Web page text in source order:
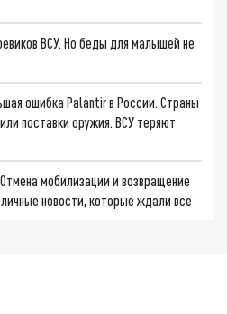
ВСУ. Но беды для малышей не
ошибка Palantir в России. Страны
поставки оружия. ВСУ теряют
мобилизации и возвращение
новости, которые ждали все